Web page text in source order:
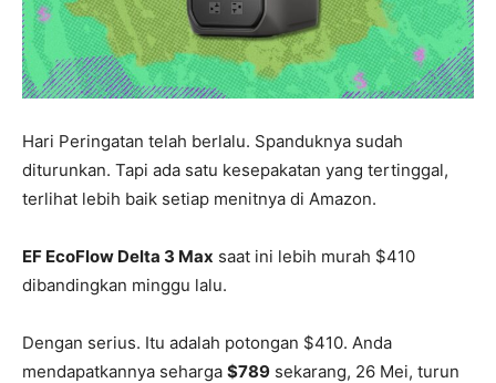
Hari Peringatan telah berlalu. Spanduknya sudah
diturunkan. Tapi ada satu kesepakatan yang tertinggal,
terlihat lebih baik setiap menitnya di Amazon.
EF EcoFlow Delta 3 Max saat ini lebih murah $410
dibandingkan minggu lalu.
Dengan serius. Itu adalah potongan $410. Anda
mendapatkannya seharga $789 sekarang, 26 Mei, turun